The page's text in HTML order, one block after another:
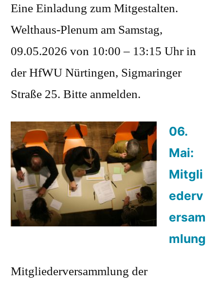
Eine Einladung zum Mitgestalten.
Welthaus-Plenum am Samstag,
09.05.2026 von 10:00 – 13:15 Uhr in
der HfWU Nürtingen, Sigmaringer
Straße 25. Bitte anmelden.
06.
Mai:
Mitgli
ederv
ersam
mlung
Mitgliederversammlung der